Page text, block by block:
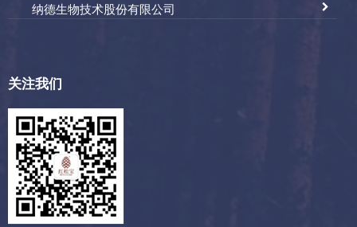
纳德生物技术股份有限公司
关注我们